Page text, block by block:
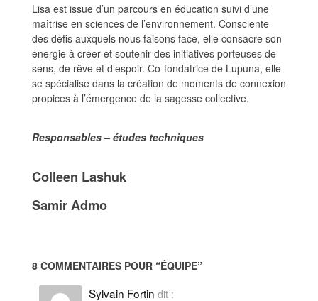
Lisa est issue d’un parcours en éducation suivi d’une
maîtrise en sciences de l’environnement. Consciente
des défis auxquels nous faisons face, elle consacre son
énergie à créer et soutenir des initiatives porteuses de
sens, de rêve et d’espoir. Co-fondatrice de Lupuna, elle
se spécialise dans la création de moments de connexion
propices à l’émergence de la sagesse collective.
Responsables – études techniques
Colleen Lashuk
Samir Admo
8 COMMENTAIRES POUR “ÉQUIPE”
Sylvain Fortin dit :